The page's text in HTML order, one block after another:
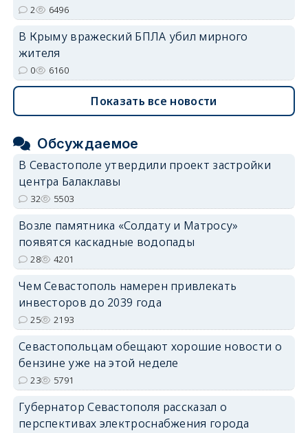
2 6496
В Крыму вражеский БПЛА убил мирного
жителя
0 6160
Показать все новости
Обсуждаемое
В Севастополе утвердили проект застройки
центра Балаклавы
32 5503
Возле памятника «Солдату и Матросу»
появятся каскадные водопады
28 4201
Чем Севастополь намерен привлекать
инвесторов до 2039 года
25 2193
Севастопольцам обещают хорошие новости о
бензине уже на этой неделе
23 5791
Губернатор Севастополя рассказал о
перспективах электроснабжения города